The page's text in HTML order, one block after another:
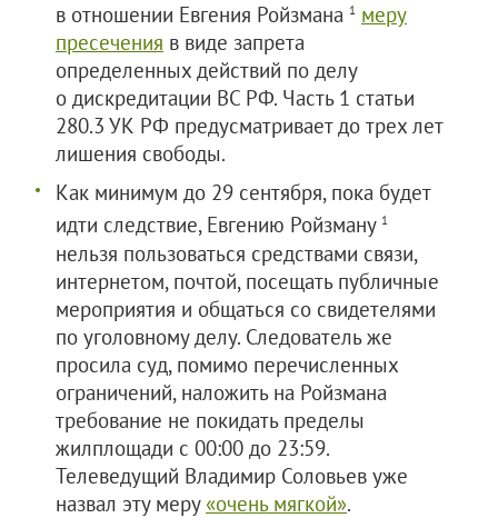
в отношении Евгения Ройзмана 1 меру
пресечения в виде запрета
определенных действий по делу
о дискредитации ВС РФ. Часть 1 статьи
280.3 УК РФ предусматривает до трех лет
лишения свободы.
Как минимум до 29 сентября, пока будет
идти следствие, Евгению Ройзману 1
нельзя пользоваться средствами связи,
интернетом, почтой, посещать публичные
мероприятия и общаться со свидетелями
по уголовному делу. Следователь же
просила суд, помимо перечисленных
ограничений, наложить на Ройзмана
требование не покидать пределы
жилплощади с 00:00 до 23:59.
Телеведущий Владимир Соловьев уже
назвал эту меру«очень мягкой».